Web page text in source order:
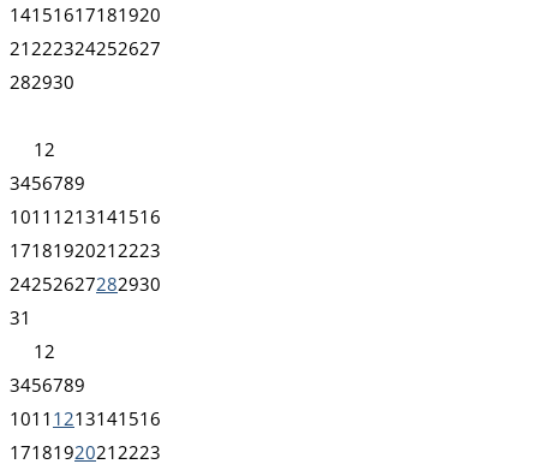
14151617181920
21 222324252627
282930
1 2
3456789
1011 1213141516
1718192021 2223
24252627282930
31
1 2
3456789
1011 1213141516
1718192021 2223